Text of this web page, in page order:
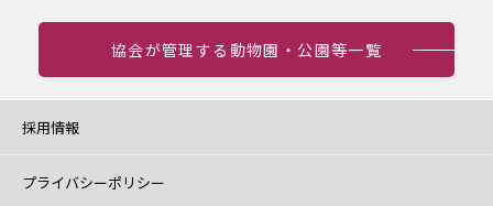
協会が管理する動物園・公園等一覧
採用情報
プライバシーポリシー